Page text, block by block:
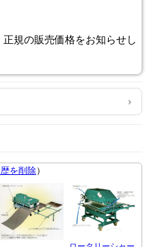
規の販売価格をお知らせし